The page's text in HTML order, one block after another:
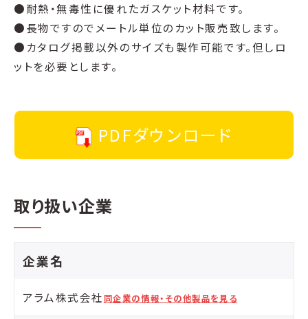
●耐熱・無毒性に優れたガスケット材料です。
●長物ですのでメートル単位のカット販売致します。
●カタログ掲載以外のサイズも製作可能です。但しロ
ットを必要とします。
PDFダウンロード
取り扱い企業
企業名
アラム株式会社 同企業の情報・その他製品を見る